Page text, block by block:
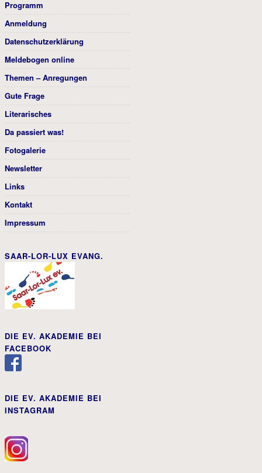
Programm
Anmeldung
Datenschutzerklärung
Meldebogen online
Themen – Anregungen
Gute Frage
Literarisches
Da passiert was!
Fotogalerie
Newsletter
Links
Kontakt
Impressum
SAAR-LOR-LUX EVANG.
DIE EV. AKADEMIE BEI
FACEBOOK
DIE EV. AKADEMIE BEI
INSTAGRAM